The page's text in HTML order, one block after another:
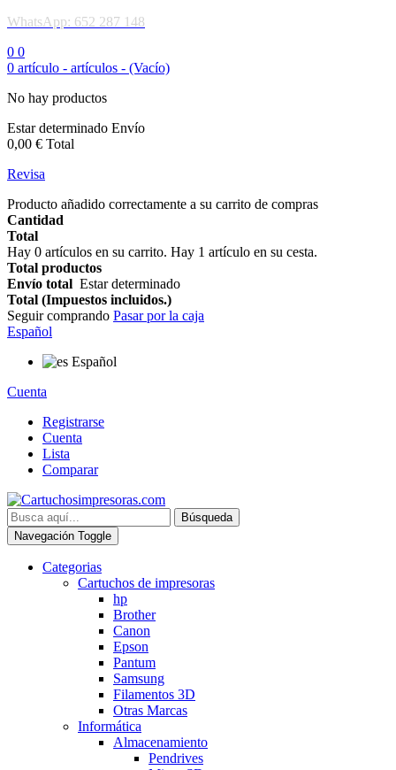
WhatsApp: 652 287 148
0 0
0 artículo - artículos - (Vacío)
No hay productos
Estar determinado Envío
0,00 € Total
Revisa
Producto añadido correctamente a su carrito de compras
Cantidad
Total
Hay 0 artículos en su carrito. Hay 1 artículo en su cesta.
Total productos
Envío total Estar determinado
Total (Impuestos incluidos.)
Seguir comprando Pasar por la caja
Español
Español
Cuenta
Registrarse
Cuenta
Lista
Comparar
Búsqueda
Navegación Toggle
Categorias
Cartuchos de impresoras
hp
Brother
Canon
Epson
Pantum
Samsung
Filamentos 3D
Otras Marcas
Informática
Almacenamiento
Pendrives